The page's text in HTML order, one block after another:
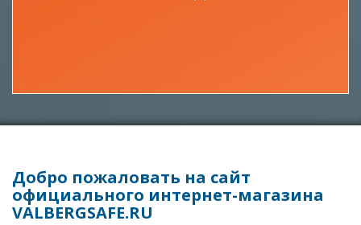
Добро пожаловать на сайт
официального интернет-магазина
VALBERGSAFE.RU